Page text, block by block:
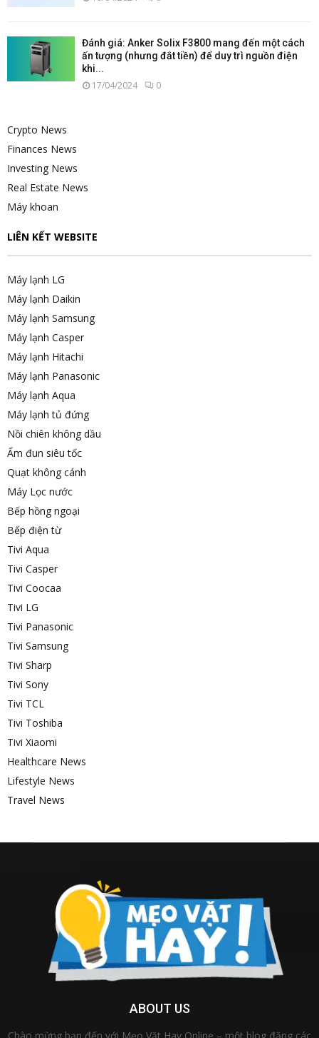
Đánh giá: Anker Solix F3800 mang đến một cách
ấn tượng (nhưng đắt tiền) để duy trì nguồn điện
khi...
17/04/2024 0
Crypto News
Finances News
Investing News
Real Estate News
Máy khoan
LIÊN KẾT WEBSITE
Máy lạnh LG
Máy lạnh Daikin
Máy lạnh Samsung
Máy lạnh Casper
Máy lạnh Hitachi
Máy lạnh Panasonic
Máy lạnh Aqua
Máy lạnh tủ đứng
Nồi chiên không dầu
Ấm đun siêu tốc
Quạt không cánh
Máy Lọc nước
Bếp hồng ngoại
Bếp điện từ
Tivi Aqua
Tivi Casper
Tivi Coocaa
Tivi LG
Tivi Panasonic
Tivi Samsung
Tivi Sharp
Tivi Sony
Tivi TCL
Tivi Toshiba
Tivi Xiaomi
Healthcare News
Lifestyle News
Travel News
ABOUT US
Chào mừng bạn đến với Mẹo Vặt Hay Online – một blog đăng các